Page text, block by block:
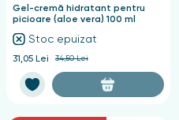
Gel-cremă hidratant pentru
picioare (aloe vera) 100 ml
Stoc epuizat
31,05 Lei 34,50 Lei